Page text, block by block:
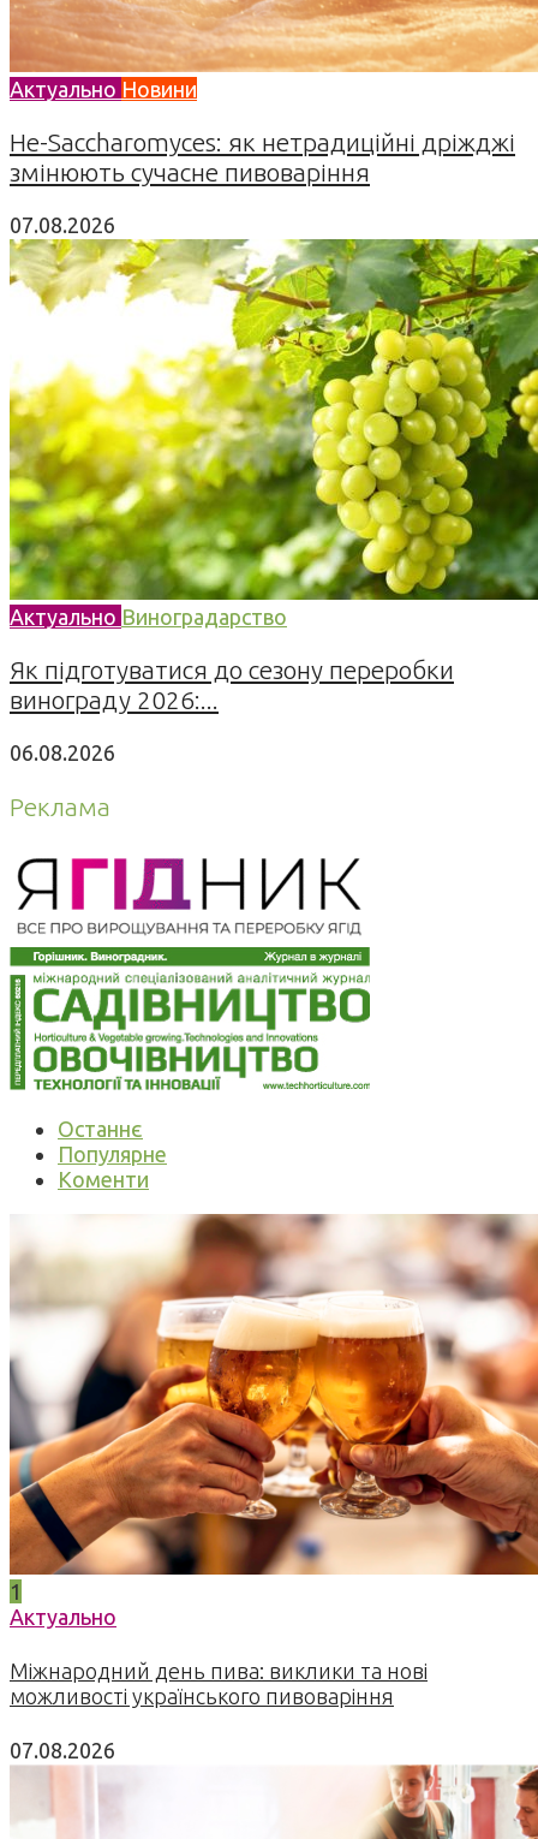
Актуально Новини
Не-Saccharomyces: як нетрадиційні дріжджі
змінюють сучасне пивоваріння
07.08.2026
Актуально Виноградарство
Як підготуватися до сезону переробки
винограду 2026:...
06.08.2026
Реклама
Останнє
Популярне
Коменти
1
Актуально
Міжнародний день пива: виклики та нові
можливості українського пивоваріння
07.08.2026